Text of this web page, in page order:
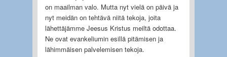
on maailman valo. Mutta nyt vielä on päivä ja
nyt meidän on tehtävä niitä tekoja, joita
lähettäjämme Jeesus Kristus meiltä odottaa.
Ne ovat evankeliumin esillä pitämisen ja
lähimmäisen palvelemisen tekoja.